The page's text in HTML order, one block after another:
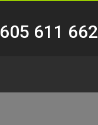
605 611 662